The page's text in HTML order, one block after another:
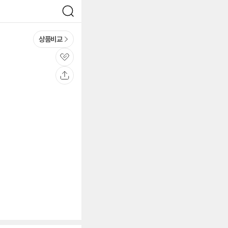
검
색
상품비교
관
심